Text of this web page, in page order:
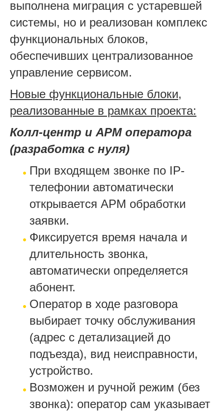
выполнена миграция с устаревшей
системы, но и реализован комплекс
функциональных блоков,
обеспечивших централизованное
управление сервисом.
Новые функциональные блоки,
реализованные в рамках проекта:
Колл-центр и АРМ оператора
(разработка с нуля)
При входящем звонке по IP-
телефонии автоматически
открывается АРМ обработки
заявки.
Фиксируется время начала и
длительность звонка,
автоматически определяется
абонент.
Оператор в ходе разговора
выбирает точку обслуживания
(адрес с детализацией до
подъезда), вид неисправности,
устройство.
Возможен и ручной режим (без
звонка): оператор сам указывает